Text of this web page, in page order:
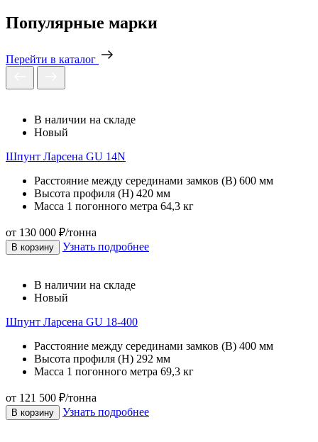
Популярные марки
Перейти в каталог
В наличии на складе
Новый
Шпунт Ларсена GU 14N
Расстояние между серединами замков (В) 600 мм
Высота профиля (Н) 420 мм
Масса 1 погонного метра 64,3 кг
от 130 000 ₽/тонна
В корзину Узнать подробнее
В наличии на складе
Новый
Шпунт Ларсена GU 18-400
Расстояние между серединами замков (В) 400 мм
Высота профиля (Н) 292 мм
Масса 1 погонного метра 69,3 кг
от 121 500 ₽/тонна
В корзину Узнать подробнее